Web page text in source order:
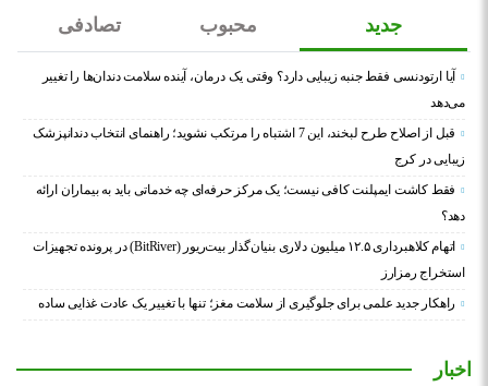
جدید محبوب تصادفی
آیا ارتودنسی فقط جنبه زیبایی دارد؟ وقتی یک درمان، آینده سلامت دندان‌ها را تغییر
می‌دهد
قبل از اصلاح طرح لبخند، این 7 اشتباه را مرتکب نشوید؛ راهنمای انتخاب دندانپزشک
زیبایی در کرج
فقط کاشت ایمپلنت کافی نیست؛ یک مرکز حرفه‌ای چه خدماتی باید به بیماران ارائه
دهد؟
اتهام کلاهبرداری ۱۲.۵ میلیون دلاری بنیان‌گذار بیت‌ریور (BitRiver) در پرونده تجهیزات
استخراج رمزارز
راهکار جدید علمی برای جلوگیری از سلامت مغز؛ تنها با تغییر یک عادت غذایی ساده
اخبار